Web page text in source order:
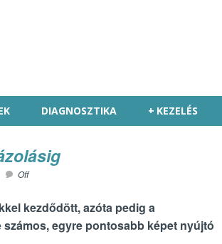
DIAGNOSZTIKA KEZELÉS
+
Off
kezdődött, azóta pedig a
egyre pontosabb képet nyújtó